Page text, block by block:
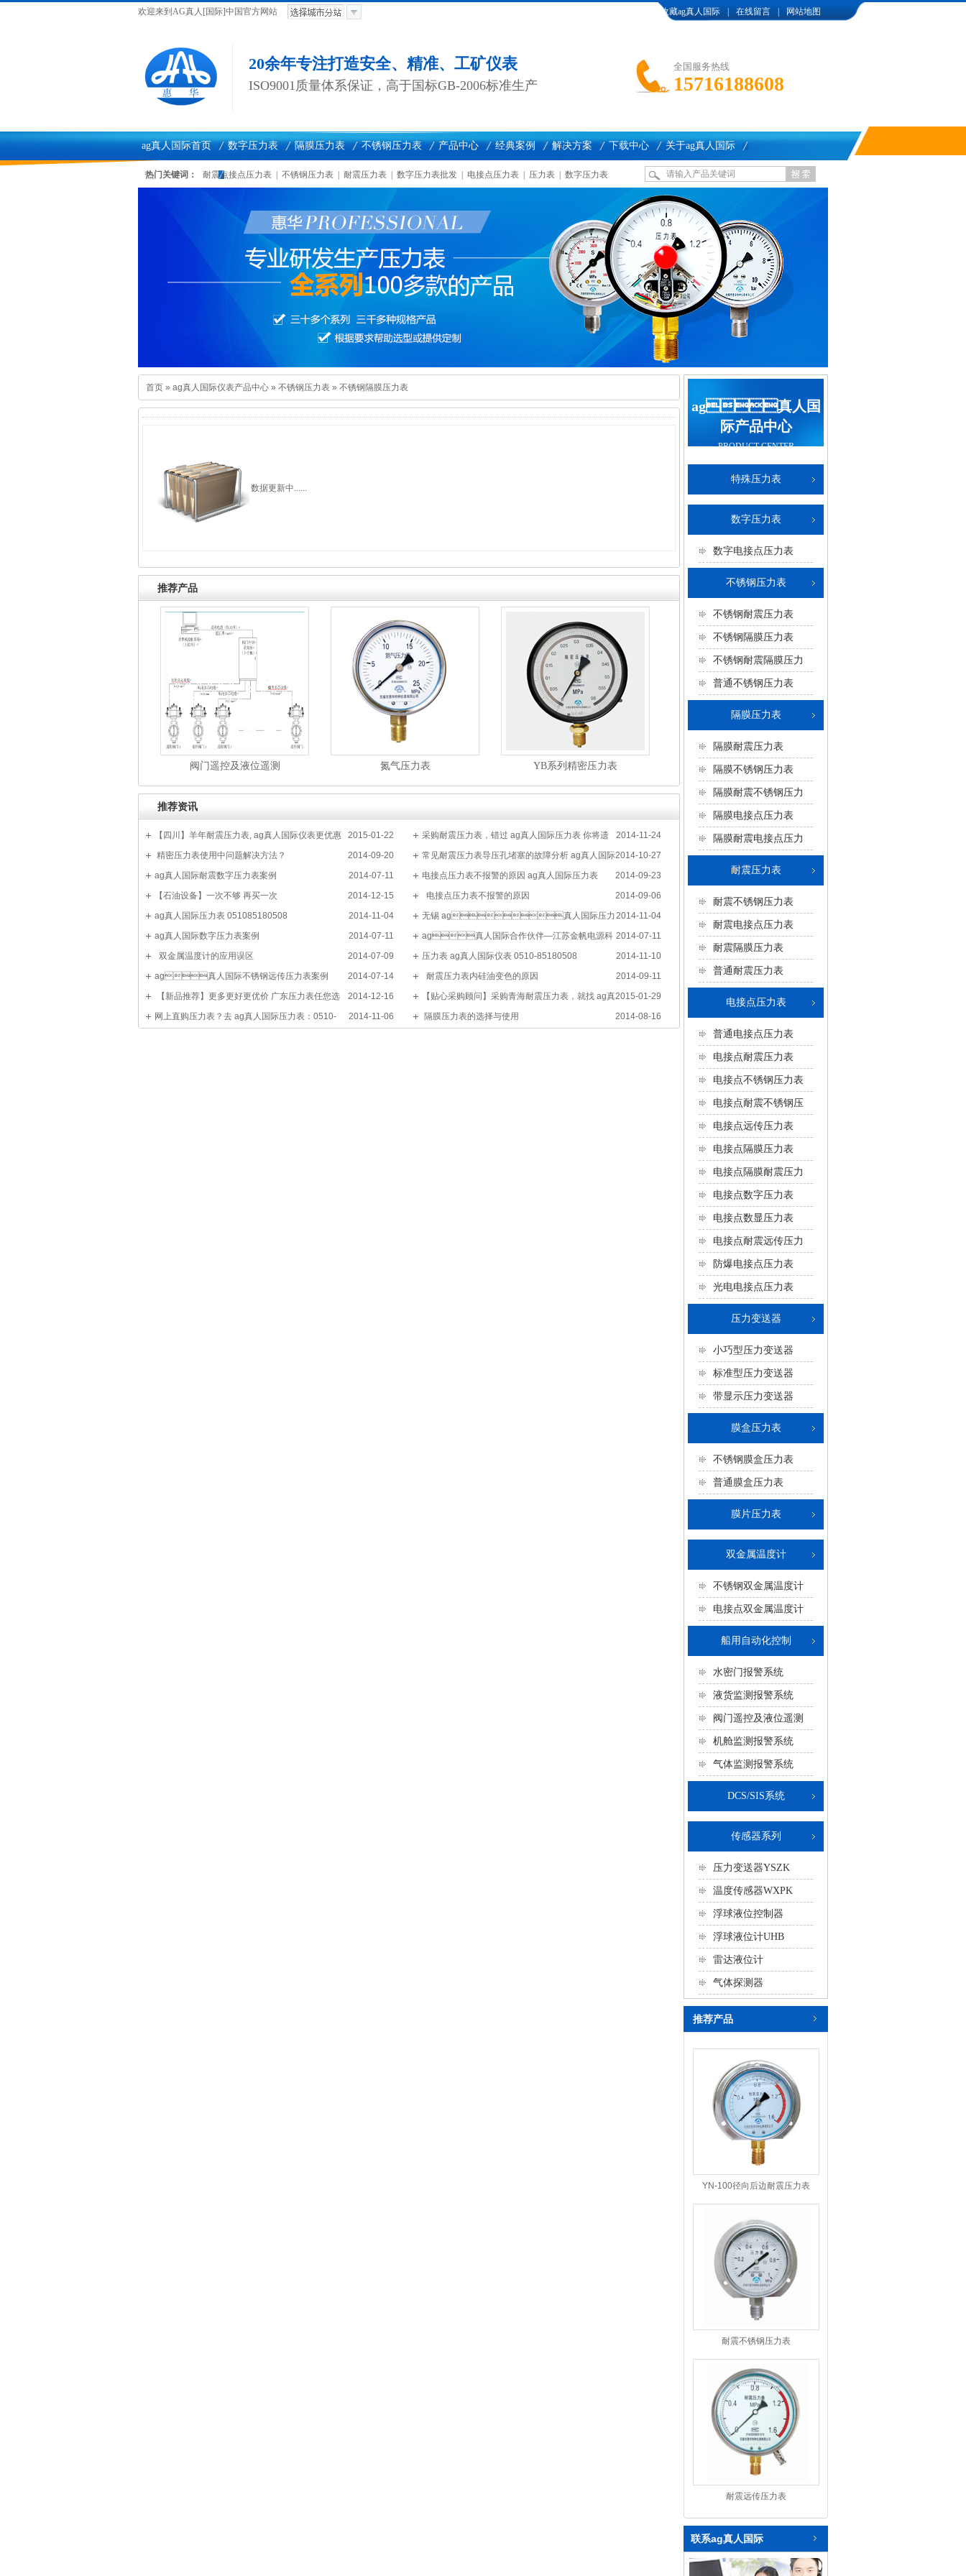
收藏ag真人国际 在线留言 网站地图
欢迎来到AG真人[国际]中国官方网站
全国服务热线
15716188608
20余年专注打造安全、精准、工矿仪表
ISO9001质量体系保证，高于国标GB-2006标准生产
ag真人国际首页 数字压力表 隔膜压力表 不锈钢压力表 产品中心 经典案例 解决方案 下载中心 关于ag真人国际
ag真人国际动态 联系ag真人国际
热门关键词： 耐震点接点压力表 不锈钢压力表 耐震压力表 数字压力表批发 电接点压力表 压力表 数字压力表
首页 » ag真人国际仪表产品中心 » 不锈钢压力表 » 不锈钢隔膜压力表
数据更新中......
推荐产品
阀门遥控及液位遥测 氮气压力表 YB系列精密压力表
推荐资讯
2015-01-22
【四川】羊年耐震压力表, ag真人国际仪表更优惠 2014-11-24
采购耐震压力表，错过 ag真人国际压力表 你将遗
憾终生！
2014-09-20
 精密压力表使用中问题解决方法？ 2014-10-27
常见耐震压力表导压孔堵塞的故障分析 ag真人国际
压力表 0510-85180508
2014-07-11
ag真人国际耐震数字压力表案例 2014-09-23
电接点压力表不报警的原因 ag真人国际压力表
0510-85180508
2014-12-15
【石油设备】一次不够 再买一次
ag真人国际耐震压力表
2014-09-06
  电接点压力表不报警的原因
2014-11-04
ag真人国际压力表 051085180508 2014-11-04
无锡 ag真人国际压力
表介绍 051085180508
2014-07-11
ag真人国际数字压力表案例 2014-07-11
ag真人国际合作伙伴—江苏金帆电源科
技
2014-07-09
  双金属温度计的应用误区 2014-11-10
压力表 ag真人国际仪表 0510-85180508
2014-07-14
ag真人国际不锈钢远传压力表案例 2014-09-11
  耐震压力表内硅油变色的原因
2014-12-16
 【新品推荐】更多更好更优价 广东压力表任您选 2015-01-29
【贴心采购顾问】采购青海耐震压力表，就找 ag真
人国际仪表小专家
2014-11-06
网上直购压力表？去 ag真人国际压力表：0510-
2014-08-16
 隔膜压力表的选择与使用
ag真人国
际产品中心
PRODUCT CENTER
特殊压力表
数字压力表
数字电接点压力表
不锈钢压力表
不锈钢耐震压力表
不锈钢隔膜压力表
不锈钢耐震隔膜压力
表
普通不锈钢压力表
隔膜压力表
隔膜耐震压力表
隔膜不锈钢压力表
隔膜耐震不锈钢压力
表
隔膜电接点压力表
隔膜耐震电接点压力
耐震压力表
耐震不锈钢压力表
耐震电接点压力表
耐震隔膜压力表
普通耐震压力表
电接点压力表
普通电接点压力表
电接点耐震压力表
电接点不锈钢压力表
电接点耐震不锈钢压
力表
电接点远传压力表
电接点隔膜压力表
电接点隔膜耐震压力
表
电接点数字压力表
电接点数显压力表
电接点耐震远传压力
表
防爆电接点压力表
光电电接点压力表
压力变送器
小巧型压力变送器
标准型压力变送器
带显示压力变送器
膜盒压力表
不锈钢膜盒压力表
普通膜盒压力表
膜片压力表
双金属温度计
不锈钢双金属温度计
电接点双金属温度计
船用自动化控制
水密门报警系统
液货监测报警系统
阀门遥控及液位遥测
机舱监测报警系统
气体监测报警系统
DCS/SIS系统
传感器系列
压力变送器YSZK
温度传感器WXPK
浮球液位控制器
浮球液位计UHB
雷达液位计
气体探测器
推荐产品
YN-100径向后边耐震压力表
耐震不锈钢压力表
耐震远传压力表
联系ag真人国际